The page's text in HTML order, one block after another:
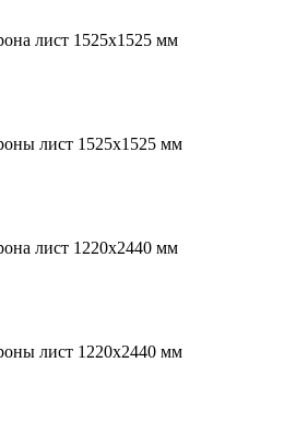
лист 1525х1525 мм
лист 1525х1525 мм
лист 1220х2440 мм
лист 1220х2440 мм